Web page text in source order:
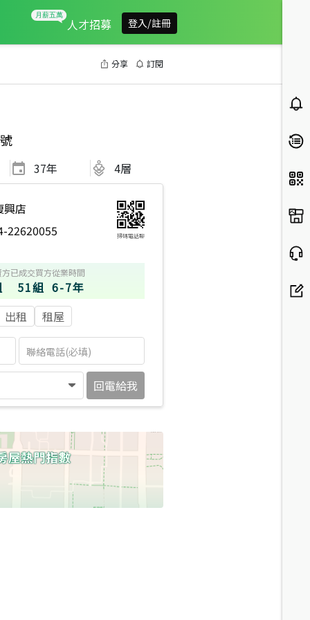
人才招募 登入/註冊
分享 訂閱
37年 4層
興店
22620055 掃碼電話聊
已成交買方
51組
從業時間
6-7年
出租 租屋
回電給我